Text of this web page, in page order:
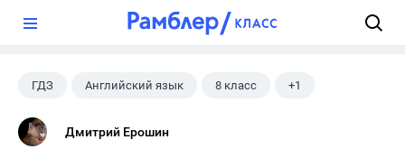
ГДЗ Английский язык 8 класс +1
Биболетова М. З.
Дмитрий Ерошин